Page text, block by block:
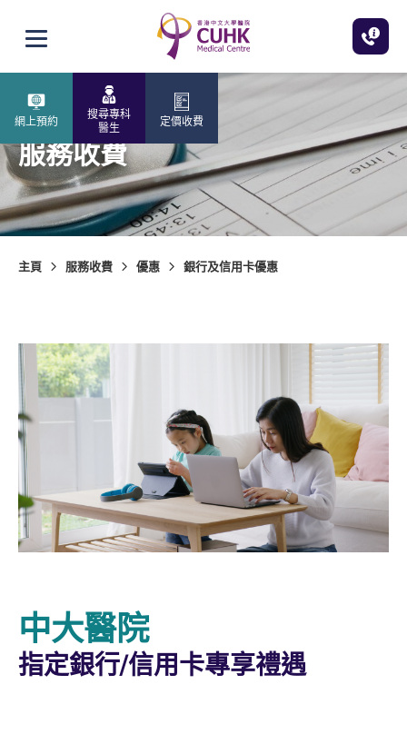
打開選單
網上預約
搜尋專科
醫生
定價收費
服務收費
主頁 服務收費 優惠 銀行及信用卡優惠
中大醫院
指定銀行/信用卡專享禮遇